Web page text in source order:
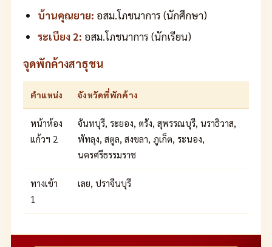
บ้านคุณยาย: อสม.โภชนาการ (นักศึกษา)
ระเบียง 2: อสม.โภชนาการ (นักเรียน)
จุดพักค้างสาธุชน
ตำแหน่ง จังหวัดที่พักค้าง
หน้าห้อง
แก้วฯ 2
จันทบุรี, ระยอง, ตรัง, สุพรรณบุรี, นราธิวาส,
พัทลุง, สตูล, สงขลา, ภูเก็ต, ระนอง,
นครศรีธรรมราช
ทางเข้า
1
เลย, ปราจีนบุรี